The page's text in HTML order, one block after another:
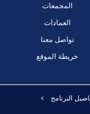
المجمعات
العمادات
تواصل معنا
خريطة الموقع
البرنامج